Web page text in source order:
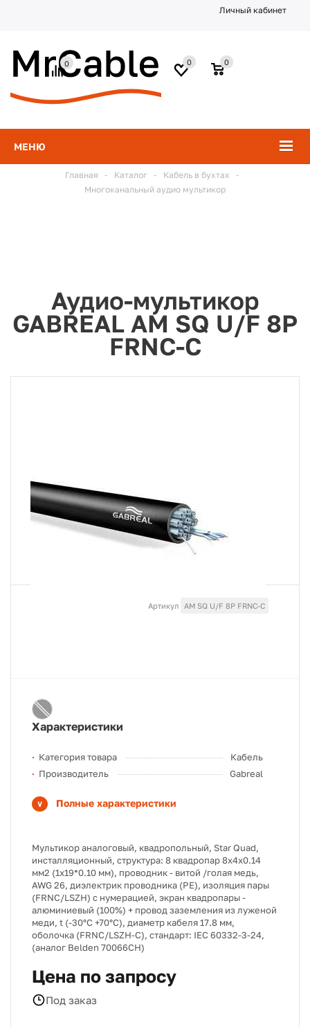
Личный кабинет
МЕНЮ
0
0
0
Главная - Каталог - Кабель в бухтах
-
Многоканальный аудио мультикор
Аудио-мультикор
GABREAL AM SQ U/F 8P
FRNC-C
Артикул AM SQ U/F 8P FRNC-C
Характеристики
Категория товара
Кабель
Производитель
Gabreal
Полные характеристики
Мультикор аналоговый, квадропольный, Star Quad,
инсталляционный, структура: 8 квадропар 8х4х0.14
мм2 (1х19*0.10 мм), проводник - витой /голая медь,
AWG 26, диэлектрик проводника (PE), изоляция пары
(FRNC/LSZH) с нумерацией, экран квадропары -
алюминиевый (100%) + провод заземления из луженой
меди, t (-30°C +70°C), диаметр кабеля 17.8 мм,
оболочка (FRNC/LSZH-C), стандарт: IEC 60332-3-24,
(аналог Belden 70066CH)
Цена по запросу
Под заказ